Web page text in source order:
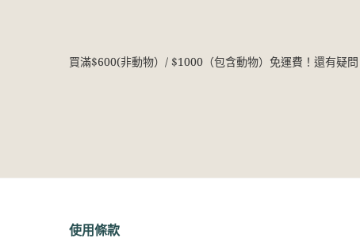
買滿$600(非動物）/ $1000（包含動物）免運費！還有疑
使用條款